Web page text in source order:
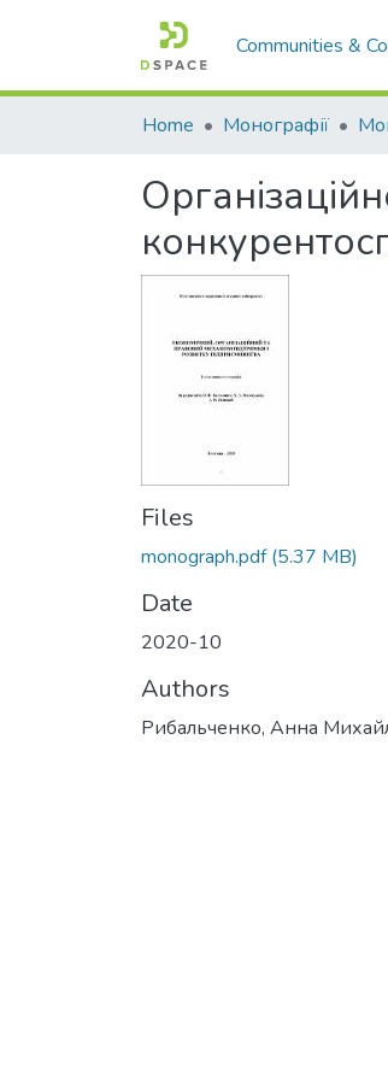
Communities &
Home Монографії
Files
monograph.pdf(5.37 MB)
Date
2020-10
Authors
Рибальченко, Анна